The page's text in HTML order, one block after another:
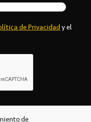
de
de Privacidady el